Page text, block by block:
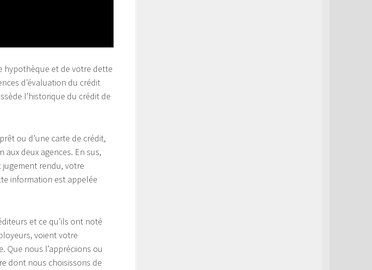
hypothèque et de votre dette
d’évaluation du crédit
l’historique du crédit de
ou d’une carte de crédit,
deux agences. En sus,
rendu, votre
information est appelée
et ce qu’ils ont noté
voient votre
Que nous l’appréciions ou
dont nous choisissons de